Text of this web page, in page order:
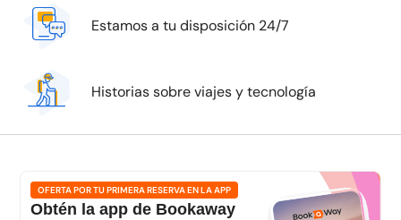
Estamos a tu disposición 24/7
Historias sobre viajes y tecnología
OFERTA POR TU PRIMERA RESERVA EN LA APP
Obtén la app de Bookaway